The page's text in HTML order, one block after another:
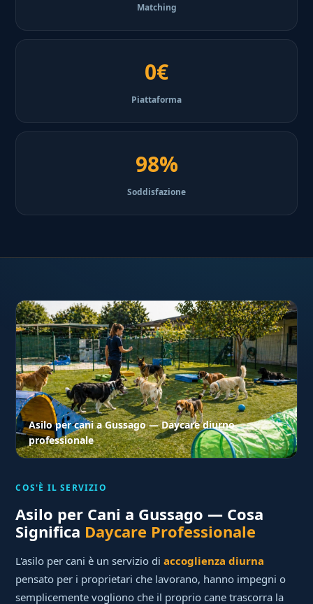
Matching
0€
Piattaforma
98%
Soddisfazione
Asilo per cani a Gussago — Daycare diurno
professionale
COS'È IL SERVIZIO
Asilo per Cani a Gussago — Cosa
Significa Daycare Professionale
L'asilo per cani è un servizio diaccoglienza diurna
pensato per i proprietari che lavorano, hanno impegni o
semplicemente vogliono che il proprio cane trascorra la